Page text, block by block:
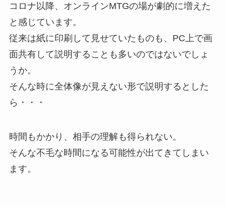
コロナ以降、オンラインMTGの場が劇的に増えた
と感じています。
従来は紙に印刷して見せていたものも、PC上で画
面共有して説明することも多いのではないでしょ
うか。
そんな時に全体像が見えない形で説明するとした
ら・・・
時間もかかり、相手の理解も得られない。
そんな不毛な時間になる可能性が出てきてしまい
ます。